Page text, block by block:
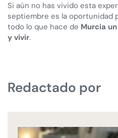
Si aún no has vivido esta
septiembre es la oportunidad
todo lo que hace de Murcia
y vivir.
Redactado por